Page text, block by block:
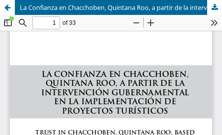
La Confianza en Chacchoben, Quintana Roo, a partir de la intervención gubernamental en la implementación de proyectos turísticos